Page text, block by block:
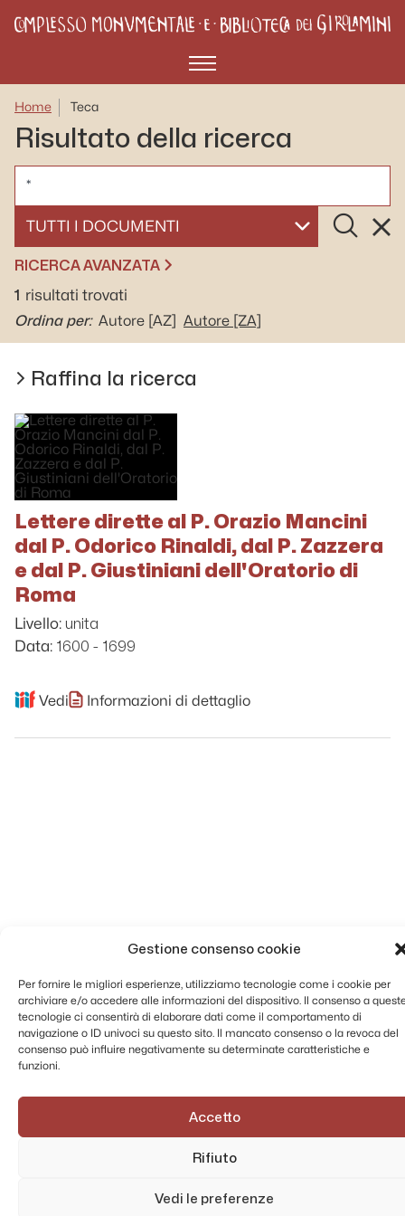
Gestione consenso cookie
Per fornire le migliori esperienze, utilizziamo tecnologie come i cookie per
archiviare e/o accedere alle informazioni del dispositivo. Il consenso a
tecnologie ci consentirà di elaborare dati come il comportamento di
navigazione o ID univoci su questo sito. Il mancato consenso o la revoca del
consenso può influire negativamente su determinate caratteristiche e
funzioni.
Accetto
Rifiuto
Vedi le preferenze
Menù
Home Teca
Risultato della ricerca
SELEZIONA UN DOCUMENTO
Cerca
RICERCA AVANZATA
1 risultati trovati
Ordina per: Autore [AZ] Autore [ZA]
Raffina la ricerca
Lettere dirette al P. Orazio Mancini
dal P. Odorico Rinaldi, dal P. Zazzera
e dal P. Giustiniani dell'Oratorio di
Roma
Livello: unita
Data: 1600 - 1699
Vedi Informazioni di dettaglio